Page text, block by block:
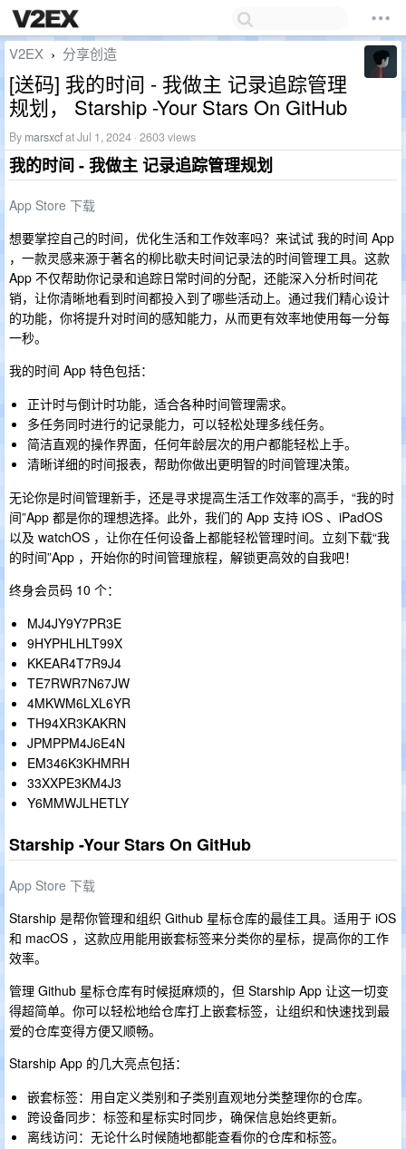
V2EX › 分享创造
[送码] 我的时间 - 我做主 记录追踪管理
规划， Starship -Your Stars On GitHub
By marsxcfat Jul 1, 2024 · 2603 views
我的时间 - 我做主 记录追踪管理规划
App Store 下载
想要掌控自己的时间，优化生活和工作效率吗？来试试 我的时间 App
，一款灵感来源于著名的柳比歇夫时间记录法的时间管理工具。这款
App 不仅帮助你记录和追踪日常时间的分配，还能深入分析时间花
销，让你清晰地看到时间都投入到了哪些活动上。通过我们精心设计
的功能，你将提升对时间的感知能力，从而更有效率地使用每一分每
一秒。
我的时间 App 特色包括：
正计时与倒计时功能，适合各种时间管理需求。
多任务同时进行的记录能力，可以轻松处理多线任务。
简洁直观的操作界面，任何年龄层次的用户都能轻松上手。
清晰详细的时间报表，帮助你做出更明智的时间管理决策。
无论你是时间管理新手，还是寻求提高生活工作效率的高手，“我的时
间”App 都是你的理想选择。此外，我们的 App 支持 iOS 、iPadOS
以及 watchOS ，让你在任何设备上都能轻松管理时间。立刻下载“我
的时间”App ，开始你的时间管理旅程，解锁更高效的自我吧！
终身会员码 10 个：
MJ4JY9Y7PR3E
9HYPHLHLT99X
KKEAR4T7R9J4
TE7RWR7N67JW
4MKWM6LXL6YR
TH94XR3KAKRN
JPMPPM4J6E4N
EM346K3KHMRH
33XXPE3KM4J3
Y6MMWJLHETLY
Starship -Your Stars On GitHub
App Store 下载
Starship 是帮你管理和组织 Github 星标仓库的最佳工具。适用于 iOS
和 macOS ，这款应用能用嵌套标签来分类你的星标，提高你的工作
效率。
管理 Github 星标仓库有时候挺麻烦的，但 Starship App 让这一切变
得超简单。你可以轻松地给仓库打上嵌套标签，让组织和快速找到最
爱的仓库变得方便又顺畅。
Starship App 的几大亮点包括：
嵌套标签：用自定义类别和子类别直观地分类整理你的仓库。
跨设备同步：标签和星标实时同步，确保信息始终更新。
离线访问：无论什么时候随地都能查看你的仓库和标签。